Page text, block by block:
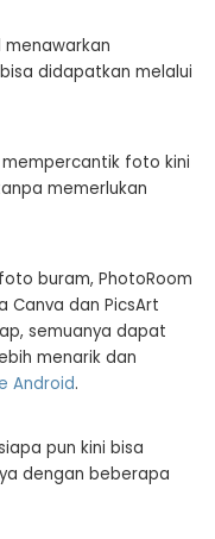
didapatkan melalui
foto kini
memerlukan
buram, PhotoRoom
Canva dan PicsArt
semuanya dapat
menarik dan
Android.
pun kini bisa
dengan beberapa